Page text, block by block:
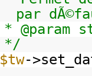
par
* @param
*/
$tw-